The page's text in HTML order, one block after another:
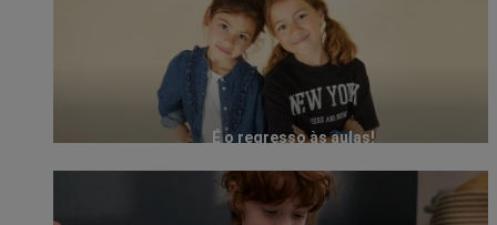
É o regresso às aulas!